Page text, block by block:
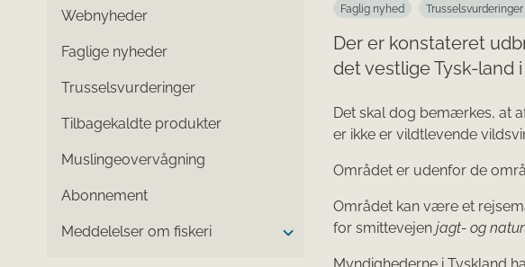
Webnyheder
Faglige nyheder
Trusselsvurderinger
Tilbagekaldte produkter
Muslingeovervågning
Abonnement
Meddelelser om fiskeri
Faglig nyhed
Der er konstateret
det vestlige Tysk-land
Det skal dog bemærkes, at
er ikke er vildtlevende
Området er udenfor de
Området kan være et
for smittevejen jagt- og